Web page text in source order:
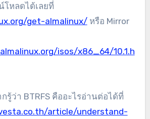
หลดได้เลยที่
get-almalinux/หรือ Mirror
isos/x86_64/10.1.h
รู้ว่า BTRFS คืออะไรอ่านต่อได้ที่
article/understand-